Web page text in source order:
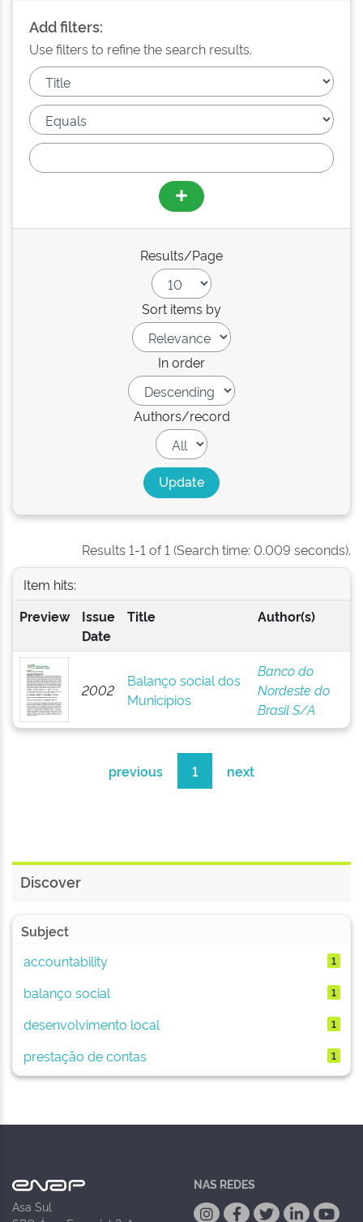
Add filters:
Use filters to refine the search results.
Results/Page
Sort items by
In order
Authors/record
Results 1-1 of 1 (Search time: 0.009 seconds).
Item hits:
Preview
Issue
Date
Title Author(s)
2002
Balanço social dos
Municípios
Banco do
Nordeste do
Brasil S/A
previous 1 next
Discover
Subject
accountability
1
balanço social 1
desenvolvimento local 1
prestação de contas 1
Asa Sul
NAS REDES